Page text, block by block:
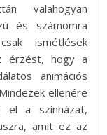
valahogyan
és számomra
ismétlések
érzést, hogy a
animációs
ellenére
el a színházat,
amit ez az